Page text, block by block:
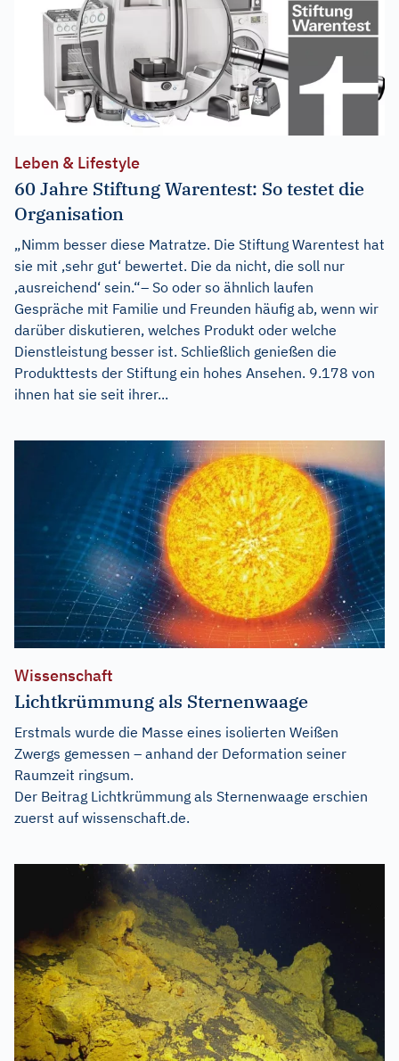
Leben & Lifestyle
60 Jahre Stiftung Warentest: So testet die
Organisation
„Nimm besser diese Matratze. Die Stiftung Warentest hat
sie mit ‚sehr gut‘ bewertet. Die da nicht, die soll nur
‚ausreichend‘ sein.“– So oder so ähnlich laufen
Gespräche mit Familie und Freunden häufig ab, wenn wir
darüber diskutieren, welches Produkt oder welche
Dienstleistung besser ist. Schließlich genießen die
Produkttests der Stiftung ein hohes Ansehen. 9.178 von
ihnen hat sie seit ihrer...
Wissenschaft
Lichtkrümmung als Sternenwaage
Erstmals wurde die Masse eines isolierten Weißen
Zwergs gemessen – anhand der Deformation seiner
Raumzeit ringsum.
Der Beitrag Lichtkrümmung als Sternenwaage erschien
zuerst auf wissenschaft.de.